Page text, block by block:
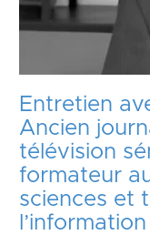
Entretien
Ancien
télévision
formateur
sciences et